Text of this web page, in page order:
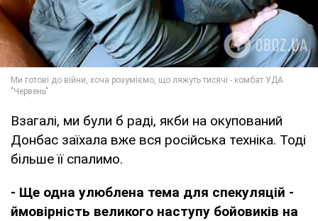
Взагалі, ми були б раді, якби на окупований
Донбас заїхала вже вся російська техніка. Тоді
більше її спалимо.
- Ще одна улюблена тема для спекуляцій -
ймовірність великого наступу бойовиків на